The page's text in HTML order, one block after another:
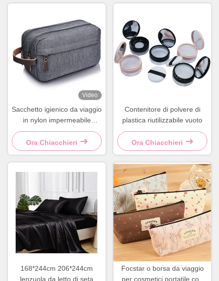
Video
Sacchetto igienico da viaggio
in nylon impermeabile
Sacchetto igienico quadrato
grande Grigio Blu
Ora Chiacchieri
Contenitore di polvere di
plastica riutilizzabile vuoto
Ora Chiacchieri
168*244cm 206*244cm
lenzuola da letto di seta
Focstar o borsa da viaggio
per cosmetici portatile con